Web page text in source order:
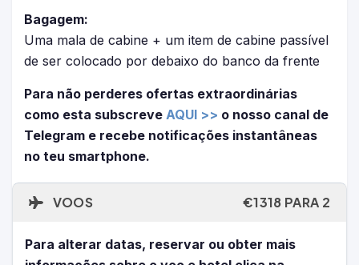
Bagagem:
Uma mala de cabine + um item de cabine passível
de ser colocado por debaixo do banco da frente
Para não perderes ofertas extraordinárias
como esta subscreve AQUI >> o nosso canal de
Telegram e recebe notificações instantâneas
no teu smartphone.
VOOS €1318 PARA 2
Para alterar datas, reservar ou obter mais